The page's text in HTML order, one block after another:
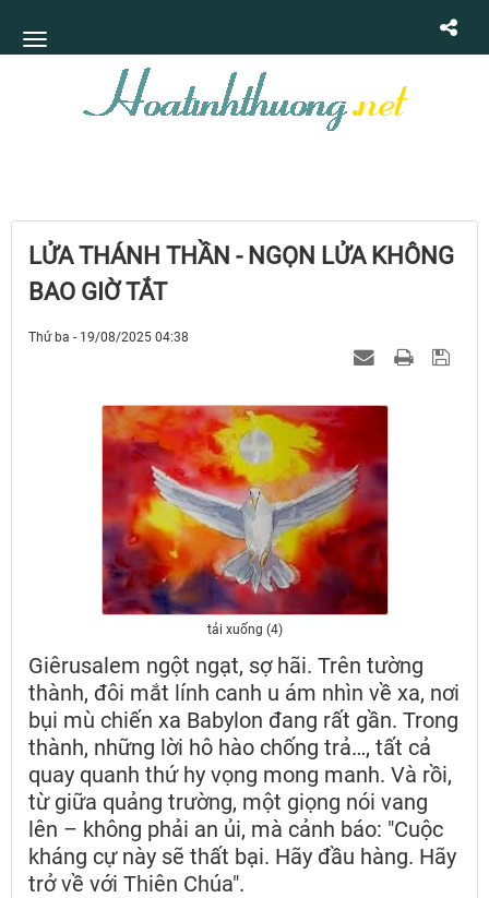
LỬA THÁNH THẦN - NGỌN LỬA KHÔNG
BAO GIỜ TẮT
Thứ ba - 19/08/2025 04:38
tải xuống (4)
Giêrusalem ngột ngạt, sợ hãi. Trên tường
thành, đôi mắt lính canh u ám nhìn về xa, nơi
bụi mù chiến xa Babylon đang rất gần. Trong
thành, những lời hô hào chống trả…, tất cả
quay quanh thứ hy vọng mong manh. Và rồi,
từ giữa quảng trường, một giọng nói vang
lên – không phải an ủi, mà cảnh báo: "Cuộc
kháng cự này sẽ thất bại. Hãy đầu hàng. Hãy
trở về với Thiên Chúa".